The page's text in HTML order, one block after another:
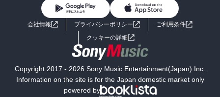
ライトノベル 男子向けラノベ
小説
海外小説
ミステリー SF
よくあるご質問 お問い合わせ
会社情報 プライバシーポリシー
ご利用条件
クッキーの詳細
Copyright 2017 - 2026 Sony Music Entertainment(Japan) Inc.
Information on the site is for the Japan domestic market only
powered by